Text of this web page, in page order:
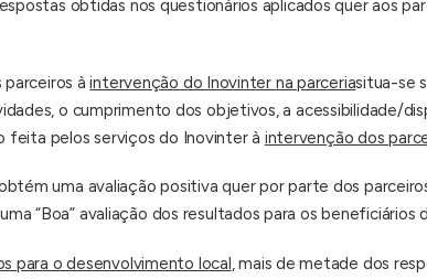
obtidas nos questionários aplicados quer aos
parceiros àintervenção do Inovinter na parceriasitua-se
o cumprimento dos objetivos, a acessibilidade/
feita pelos serviços do Inovinter à intervenção dos
uma avaliação positiva quer por parte dos
“Boa” avaliação dos resultados para os beneficiários
para o desenvolvimento local, mais de metade dos